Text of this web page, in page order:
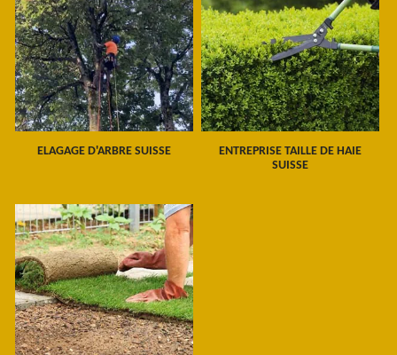
ELAGAGE D'ARBRE SUISSE
ENTREPRISE TAILLE DE HAIE
SUISSE